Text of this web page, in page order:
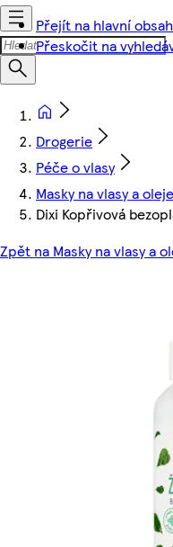
Přejít na hlavní obsah
Přeskočit na
Drogerie
Péče o vlasy
Masky na vlasy a oleje
Dixi Kopřivová
Zpět na Masky na vlasy a